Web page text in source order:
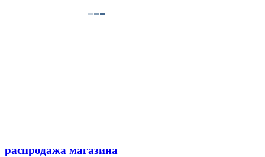
распродажа магазина